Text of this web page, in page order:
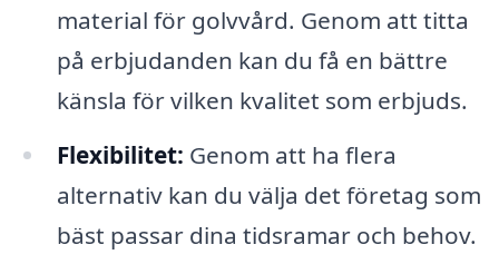
material för golvvård. Genom att titta
på erbjudanden kan du få en bättre
känsla för vilken kvalitet som erbjuds.
Flexibilitet: Genom att ha flera
alternativ kan du välja det företag som
bäst passar dina tidsramar och behov.